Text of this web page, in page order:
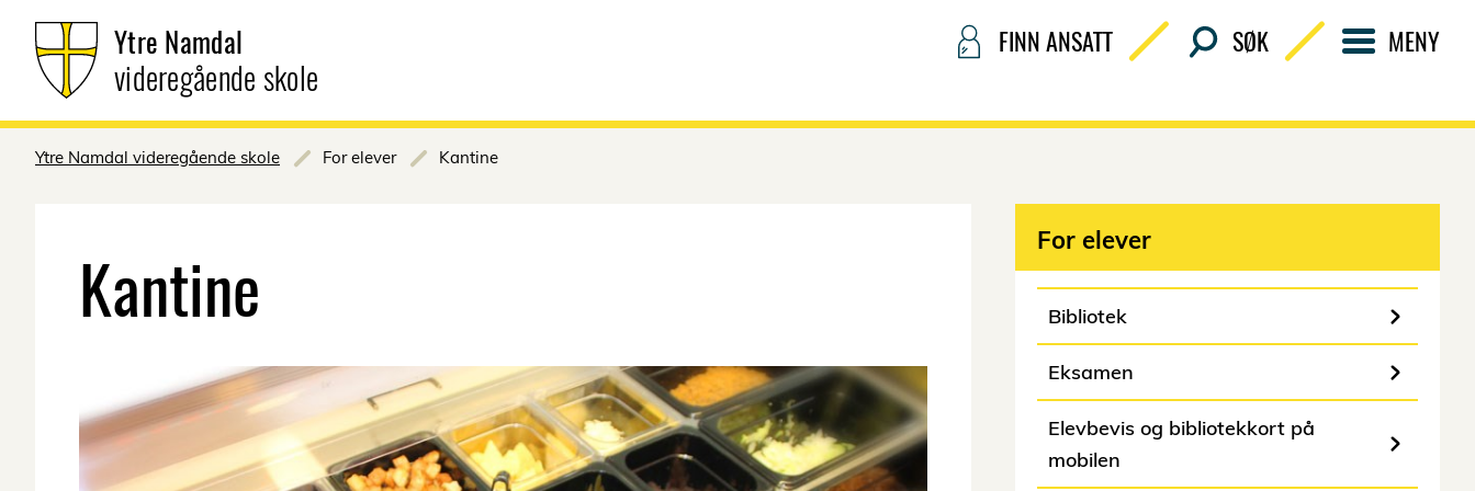
Ytre Namdal
videregående skole
FINN ANSATT SØK MENY
Ytre Namdal videregående skole For elever Kantine
Kantine For elever
Bibliotek
Eksamen
Elevbevis og bibliotekkort på
mobilen